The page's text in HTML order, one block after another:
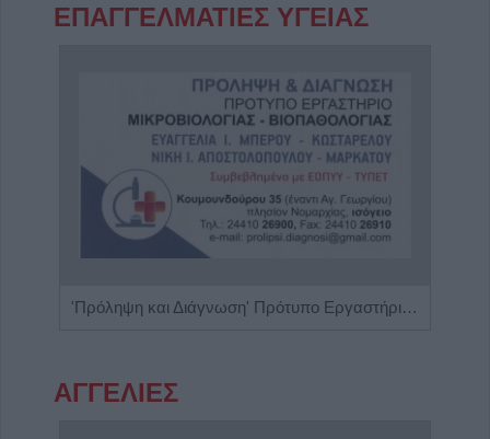
ΕΠΑΓΓΕΛΜΑΤΙΕΣ ΥΓΕΙΑΣ
'Πρόληψη και Διάγνωση' Πρότυπο Εργαστήριο Μικροβιολογίας - Βιοπαθολογίας
ΑΓΓΕΛΙΕΣ